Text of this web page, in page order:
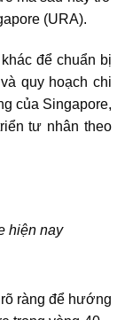
(URA).
để chuẩn bị
quy hoạch chi
của Singapore,
tư nhân theo
hiện nay
ràng để hướng